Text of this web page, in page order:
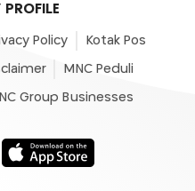
Policy Kotak Pos
MNC Peduli
Group Businesses